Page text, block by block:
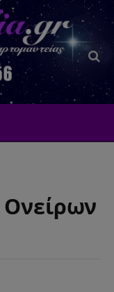
Ονείρων